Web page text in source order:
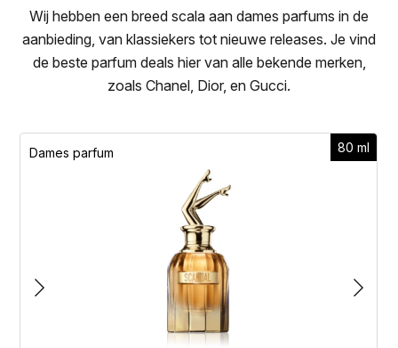
Wij hebben een breed scala aan dames parfums in de
aanbieding, van klassiekers tot nieuwe releases. Je vind
de beste parfum deals hier van alle bekende merken,
zoals Chanel, Dior, en Gucci.
80 ml
Dames parfum